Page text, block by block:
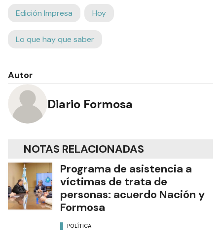
Edición Impresa Hoy
Lo que hay que saber
Autor
Diario Formosa
NOTAS RELACIONADAS
Programa de asistencia a
víctimas de trata de
personas: acuerdo Nación y
Formosa
POLÍTICA